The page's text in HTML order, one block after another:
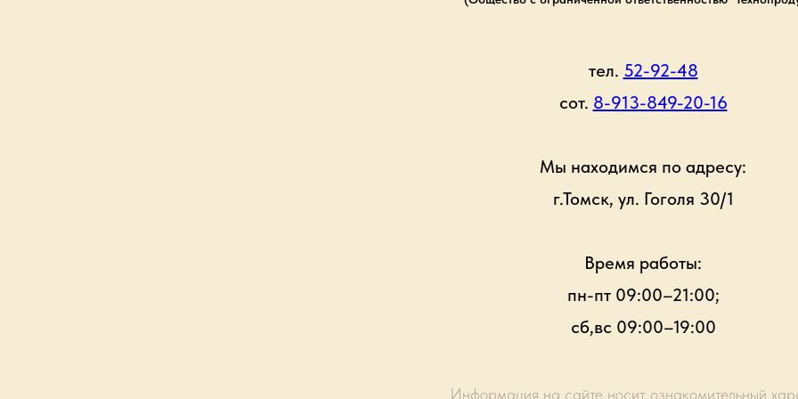
тел. 52-92-48
сот. 8-913-849-20-16
Мы находимся по адресу:
г.Томск, ул. Гоголя 30/1
Время работы:
пн-пт 09:00–21:00;
сб,вс 09:00–19:00
Информация на сайте носит ознакомительный